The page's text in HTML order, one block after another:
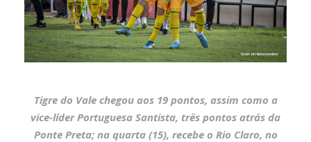
Tigre do Vale chegou aos 19 pontos, assim como a
vice-líder Portuguesa Santista, três pontos atrás da
Ponte Preta; na quarta (15), recebe o Rio Claro, no